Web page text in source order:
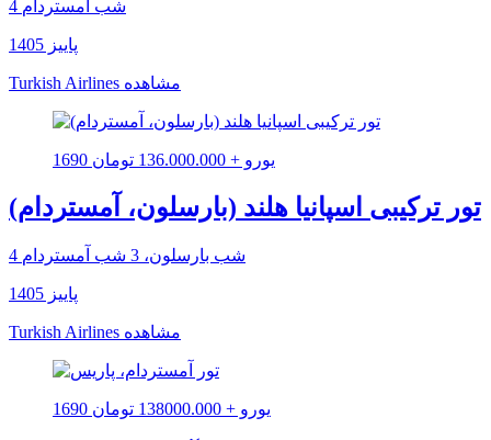
4 شب آمستردام
پاییز 1405
Turkish Airlines مشاهده
1690 یورو + 136.000.000 تومان
تور ترکیبی اسپانیا هلند (بارسلون، آمستردام)
4 شب بارسلون، 3 شب آمستردام
پاییز 1405
Turkish Airlines مشاهده
1690 یورو + 138000.000 تومان